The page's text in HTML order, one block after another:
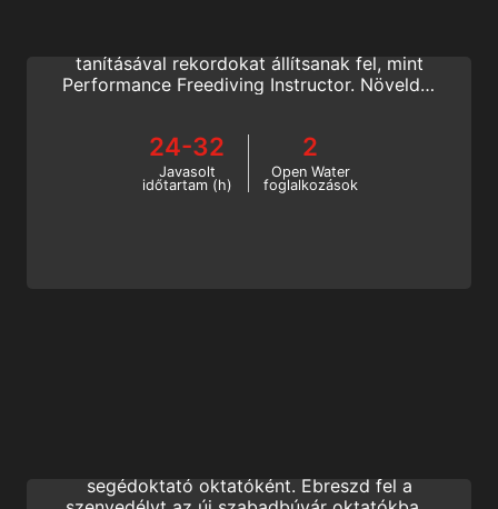
tanításával rekordokat állítsanak fel, mint
Performance Freediving Instructor. Növeld a
freediving tanfolyamon, és élvezd a számos
munkalehetőséget világszerte.
24-32
Javasolt
időtartam (h)
2
Open Water
foglalkozások
segédoktató oktatóként. Ébreszd fel a